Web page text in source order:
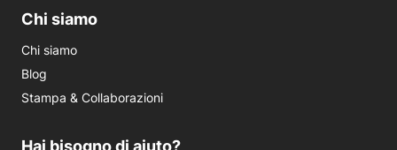
Chi siamo
Chi siamo
Blog
Stampa & Collaborazioni
Hai bisogno di aiuto?